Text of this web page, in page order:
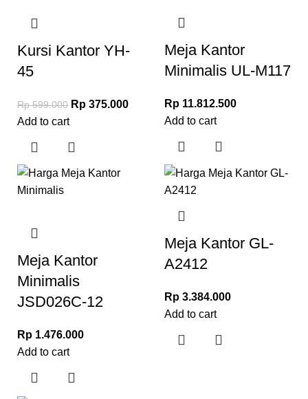
Kursi Kantor YH-
45
Rp599.000 Rp 375.000
Add to cart
Meja Kantor
Minimalis UL-M117
Rp 11.812.500
Add to cart
Meja Kantor
Minimalis
JSD026C-12
Rp 1.476.000
Add to cart
Meja Kantor GL-
A2412
Rp 3.384.000
Add to cart